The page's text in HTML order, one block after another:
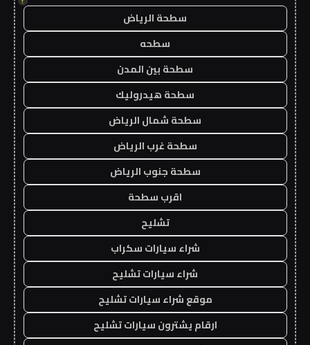
سطحة الرياض
سطحه
سطحة بين المدن
سطحة هيدروليك
سطحة شمال الرياض
سطحة غرب الرياض
سطحة جنوب الرياض
اقرب سطحة
تشليح
شراء سيارات سكراب
شراء سيارات تشليح
موقع شراء سيارات تشليح
ارقام يشترون سيارات تشليح